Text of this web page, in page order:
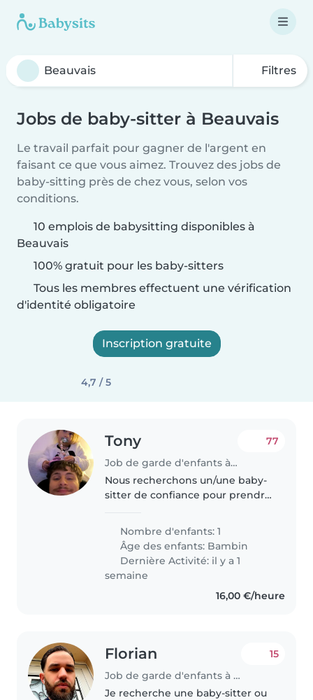
Filtres
Jobs de baby-sitter à Beauvais
Le travail parfait pour gagner de l'argent en
faisant ce que vous aimez. Trouvez des jobs de
baby-sitting près de chez vous, selon vos
conditions.
10 emplois de babysitting disponibles à
Beauvais
100% gratuit pour les baby-sitters
Tous les membres effectuent une vérification
d'identité obligatoire
Inscription gratuite
4,7 / 5
Tony
Job de garde d'enfants à Beauvais
77
Nous recherchons un/une baby-
sitter de confiance pour prendre
est une enfant curieuse, amicale
et joueuse. Nous aimerions que
le/la baby-sitter soit..
Nombre d'enfants: 1
Âge des enfants: Bambin
Dernière Activité: il y a 1
semaine
16,00 €/heure
Florian
Job de garde d'enfants à Beauvais
15
Je recherche une baby-sitter ou